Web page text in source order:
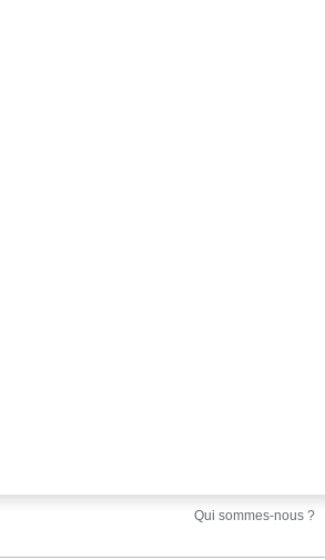
Qui sommes-nous ?